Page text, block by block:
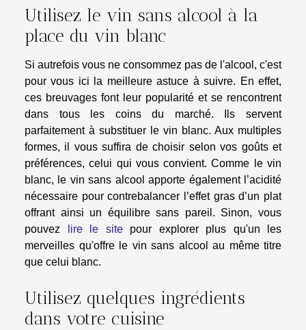
Utilisez le vin sans alcool à la
place du vin blanc
Si autrefois vous ne consommez pas de l'alcool, c'est
pour vous ici la meilleure astuce à suivre. En effet,
ces breuvages font leur popularité et se rencontrent
dans tous les coins du marché. Ils servent
parfaitement à substituer le vin blanc. Aux multiples
formes, il vous suffira de choisir selon vos goûts et
préférences, celui qui vous convient. Comme le vin
blanc, le vin sans alcool apporte également l’acidité
nécessaire pour contrebalancer l’effet gras d’un plat
offrant ainsi un équilibre sans pareil. Sinon, vous
pouvez
lire le sitepour explorer plus qu'un les
merveilles qu'offre le vin sans alcool au même titre
que celui blanc.
Utilisez quelques ingrédients
dans votre cuisine